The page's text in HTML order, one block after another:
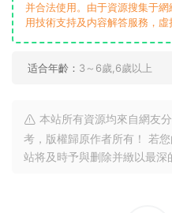
并合法使用。由于資源搜集于
用技術支持及内容解答服務，
适合年齡： 3～6歲,6歲以上
本站所有資源均來自網友
考，版權歸原作者所有！ 若
站将及時予與删除并緻以最深